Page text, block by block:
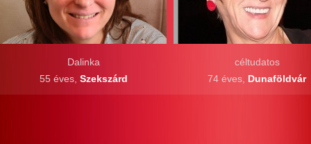
Dalinka
55 éves, Szekszárd
céltudatos
74 éves, Dunaföldvár